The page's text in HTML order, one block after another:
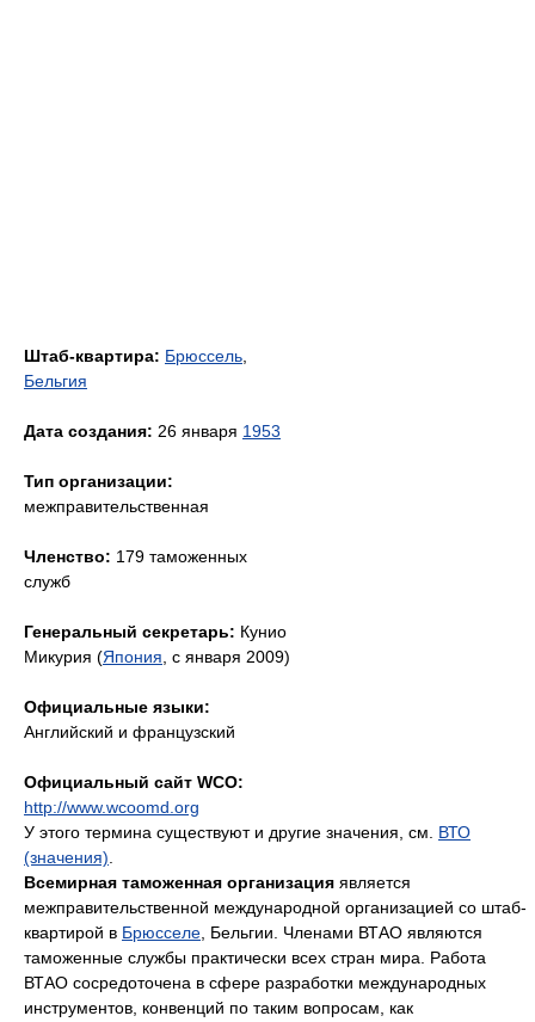
Штаб-квартира: Брюссель
Бельгия
Дата создания: 26 января 1953
Тип организации:
межправительственная
Членство: 179 таможенных
служб
Генеральный секретарь: Кунио
Микурия (Япония , с января 2009)
Официальные языки:
Английский и французский
Официальный сайт WCO:
http://www.wcoomd.org
У этого термина существуют и другие значения, см. ВТО
(значения)
Всемирная таможенная организация является
межправительственной международной организацией со штаб-
квартирой в Брюсселе , Бельгии. Членами ВТАО являются
таможенные службы практически всех стран мира. Работа
ВТАО сосредоточена в сфере разработки международных
инструментов, конвенций по таким вопросам, как